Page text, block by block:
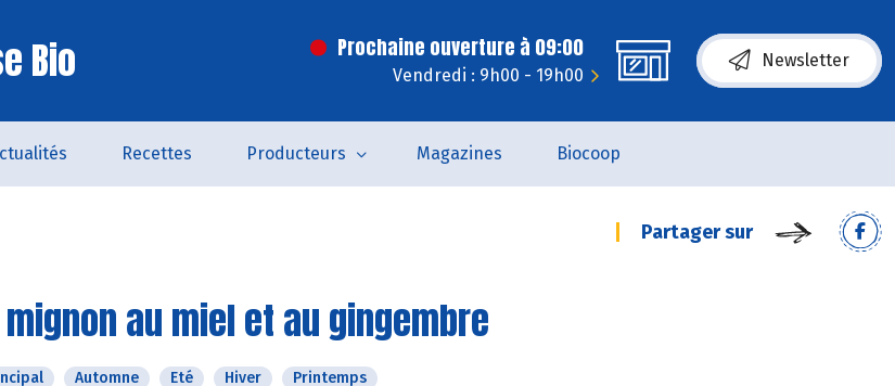
Bio Prochaine ouverture à 09:00
Vendredi : 9h00 - 19h00
Newsletter
Recettes Producteurs Magazines Biocoop
Partager sur
au miel et au gingembre
Automne Eté Hiver Printemps